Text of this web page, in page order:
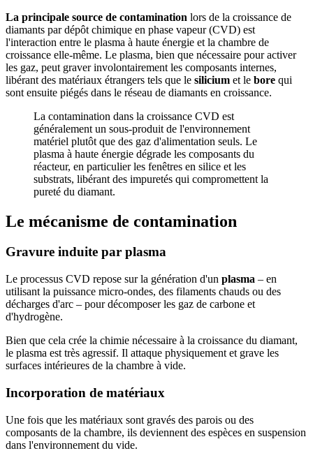
La principale source de contamination lors de la croissance de
diamants par dépôt chimique en phase vapeur (CVD) est
l'interaction entre le plasma à haute énergie et la chambre de
croissance elle-même. Le plasma, bien que nécessaire pour activer
les gaz, peut graver involontairement les composants internes,
libérant des matériaux étrangers tels que le silicium et le bore qui
sont ensuite piégés dans le réseau de diamants en croissance.
La contamination dans la croissance CVD est
généralement un sous-produit de l'environnement
matériel plutôt que des gaz d'alimentation seuls. Le
plasma à haute énergie dégrade les composants du
réacteur, en particulier les fenêtres en silice et les
substrats, libérant des impuretés qui compromettent la
pureté du diamant.
Le mécanisme de contamination
Gravure induite par plasma
Le processus CVD repose sur la génération d'un plasma – en
utilisant la puissance micro-ondes, des filaments chauds ou des
décharges d'arc – pour décomposer les gaz de carbone et
d'hydrogène.
Bien que cela crée la chimie nécessaire à la croissance du diamant,
le plasma est très agressif. Il attaque physiquement et grave les
surfaces intérieures de la chambre à vide.
Incorporation de matériaux
Une fois que les matériaux sont gravés des parois ou des
composants de la chambre, ils deviennent des espèces en suspension
dans l'environnement du vide.